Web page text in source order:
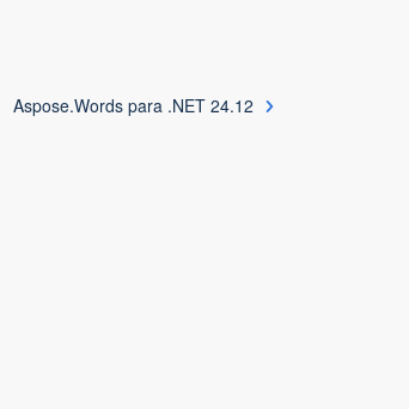
Aspose.Words para .NET 24.12